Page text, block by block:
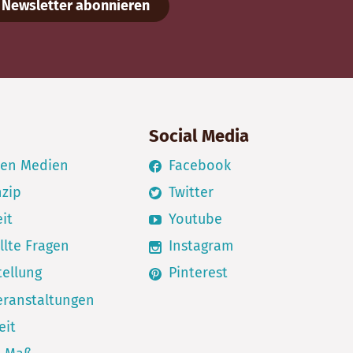
Newsletter abonnieren
Medien
Fragen
Social Media
Facebook
Twitter
Youtube
Instagram
Pinterest